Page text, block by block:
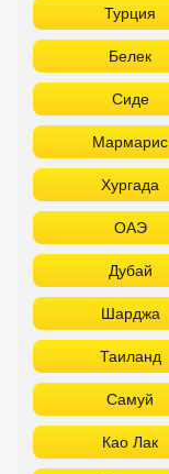
Турция
Белек
Сиде
Мармарис
Хургада
ОАЭ
Дубай
Шарджа
Таиланд
Самуй
Као Лак